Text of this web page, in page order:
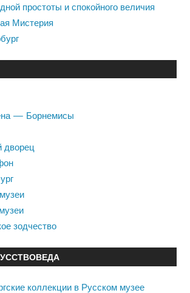
простоты и спокойного величия
Мистерия
— Борнемисы
дворец
зодчество
коллекции в Русском музее